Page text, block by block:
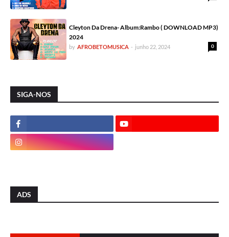
Cleyton Da Drena- Album:Rambo ( DOWNLOAD MP3)
2024
by AFROBETOMUSICA 0
- junho 22, 2024
SIGA-NOS
ADS